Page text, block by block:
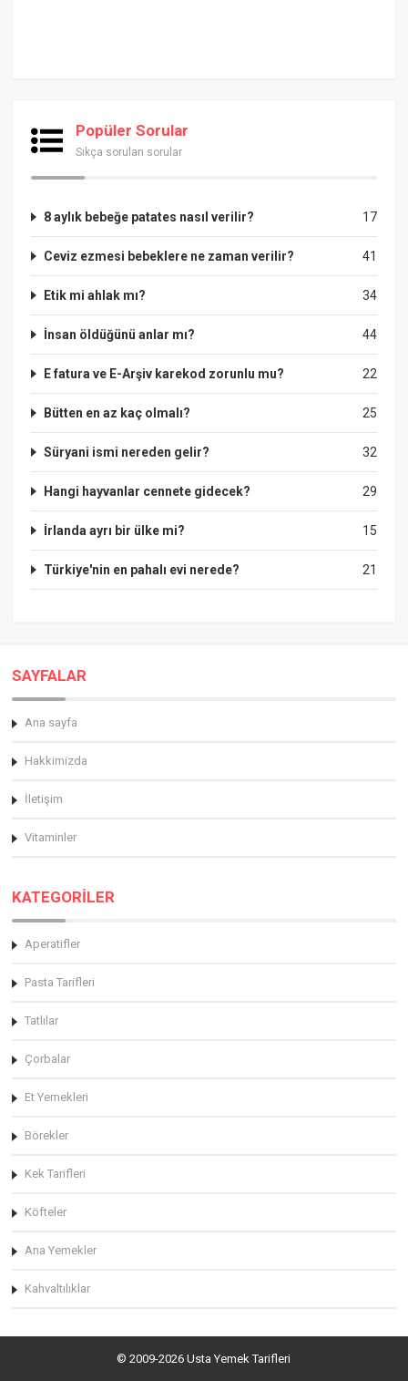
Popüler Sorular
Sıkça sorulan sorular
17
8 aylık bebeğe patates nasıl verilir?
41
Ceviz ezmesi bebeklere ne zaman verilir?
34
Etik mi ahlak mı?
44
İnsan öldüğünü anlar mı?
22
E fatura ve E-Arşiv karekod zorunlu mu?
25
Bütten en az kaç olmalı?
32
Süryani ismi nereden gelir?
29
Hangi hayvanlar cennete gidecek?
15
İrlanda ayrı bir ülke mi?
21
Türkiye'nin en pahalı evi nerede?
SAYFALAR
Ana sayfa
Hakkimizda
İletişim
Vitaminler
KATEGORİLER
Aperatifler
Pasta Tarifleri
Tatlılar
Çorbalar
Et Yemekleri
Börekler
Kek Tarifleri
Köfteler
Ana Yemekler
Kahvaltılıklar
© 2009-2026 Usta Yemek Tarifleri